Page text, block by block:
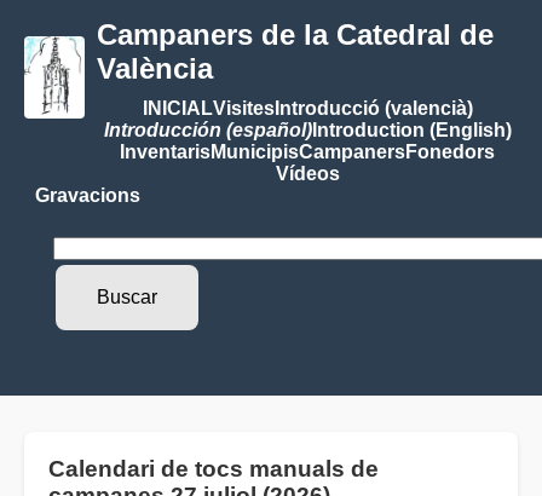
Campaners de la Catedral de
València
INICIALVisitesIntroducció (valencià)
Introducción (español)Introduction (English)
InventarisMunicipisCampanersFonedors
Vídeos
Gravacions
Calendari de tocs manuals de